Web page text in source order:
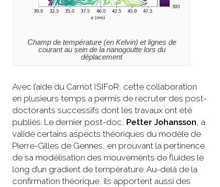
Champ de température (en Kelvin) et lignes de
courant au sein de la nanogoutte lors du
déplacement
Avec l’aide du Carnot ISIFoR, cette collaboration
en plusieurs temps a permis de recruter des post-
doctorants successifs dont les travaux ont été
publiés. Le dernier post-doc, Petter Johansson, a
validé certains aspects théoriques du modèle de
Pierre-Gilles de Gennes, en prouvant la pertinence
de sa modélisation des mouvements de fluides le
long d’un gradient de température. Au-delà de la
confirmation théorique, ils apportent aussi des